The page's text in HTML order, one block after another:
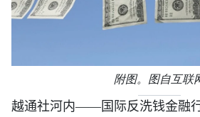
附图。图自互联
越通社河内——国际反洗钱金融